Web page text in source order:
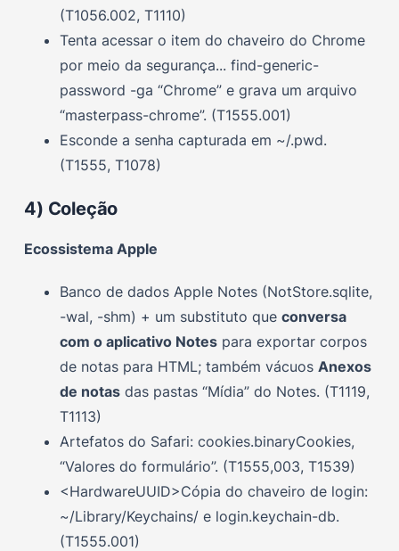
(T1056.002, T1110)
Tenta acessar o item do chaveiro do Chrome
por meio da segurança... find-generic-
password -ga “Chrome” e grava um arquivo
“masterpass-chrome”. (T1555.001)
Esconde a senha capturada em ~/.pwd.
(T1555, T1078)
4) Coleção
Ecossistema Apple
Banco de dados Apple Notes (NotStore.sqlite,
-wal, -shm) + um substituto queconversa
com o aplicativo Notes para exportar corpos
de notas para HTML; também vácuos Anexos
de notas das pastas “Mídia” do Notes. (T1119,
T1113)
Artefatos do Safari: cookies.binaryCookies,
“Valores do formulário”. (T1555,003, T1539)
<HardwareUUID>Cópia do chaveiro de login:
~/Library/Keychains/ e login.keychain-db.
(T1555.001)